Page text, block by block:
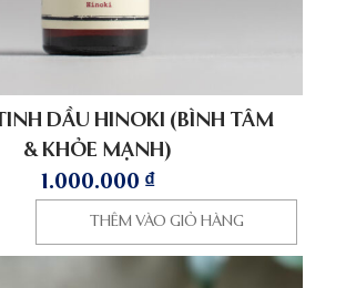
DẦU HINOKI (BÌNH TÂM
& KHỎE MẠNH)
1.000.000 ₫
THÊM VÀO GIỎ HÀNG